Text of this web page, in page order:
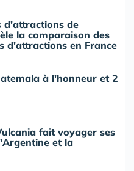
d'attractions de
la comparaison des
d'attractions en France
à l'honneur et 2
fait voyager ses
et la